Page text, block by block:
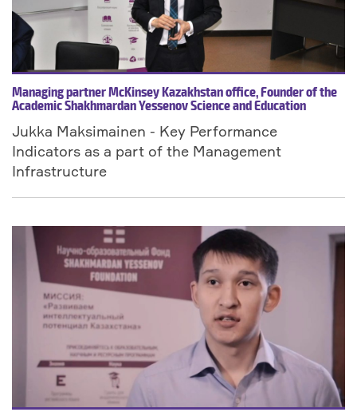
Managing partner McKinsey Kazakhstan office, Founder of the
Academic Shakhmardan Yessenov Science and Education
Jukka Maksimainen - Key Performance
Indicators as a part of the Management
Infrastructure